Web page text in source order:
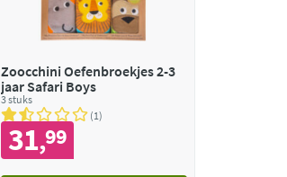
Zoocchini Oefenbroekjes 2-3
jaar Safari Boys
3 stuks
1
31,99